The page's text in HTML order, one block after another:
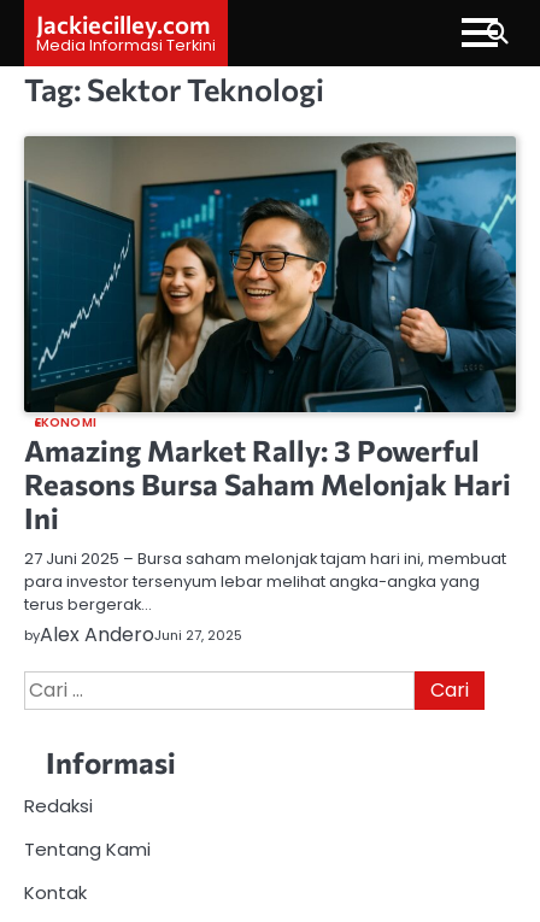
content
Jackiecilley.com
Media Informasi Terkini
Tag:Sektor Teknologi
EKONOMI
Amazing Market Rally: 3 Powerful
Reasons Bursa Saham Melonjak Hari
Ini
27 Juni 2025 – Bursa saham melonjak tajam hari ini, membuat
para investor tersenyum lebar melihat angka-angka yang
terus bergerak…
byAlex AnderoJuni 27, 2025
Cari
untuk:
Informasi
Redaksi
Tentang Kami
Kontak